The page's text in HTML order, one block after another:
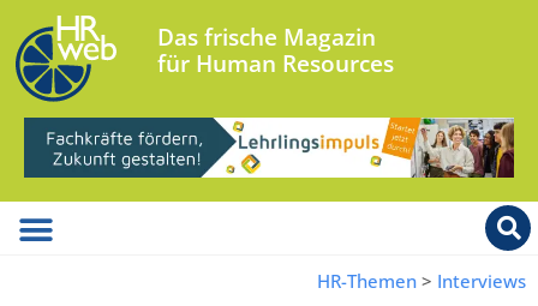
Das frische Magazin
für Human Resources
HR-Themen > Interviews